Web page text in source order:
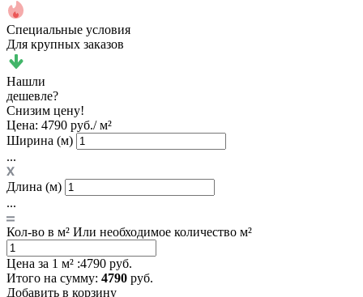
Специальные условия
Для крупных заказов
Нашли
дешевле?
Снизим цену!
Цена: 4790 руб./ м²
Ширина (м)
...
Длина (м)
...
Кол-во в м² Или необходимое количество м²
Цена за 1 м² :4790 руб.
Итого на сумму: 4790 руб.
Добавить в корзину